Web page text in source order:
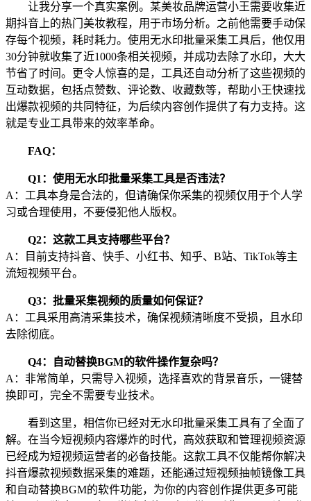
让我分享一个真实案例。某美妆品牌运营小王需要收集近
期抖音上的热门美妆教程，用于市场分析。之前他需要手动保
存每个视频，耗时耗力。使用无水印批量采集工具后，他仅用
30分钟就收集了近1000条相关视频，并成功去除了水印，大大
节省了时间。更令人惊喜的是，工具还自动分析了这些视频的
互动数据，包括点赞数、评论数、收藏数等，帮助小王快速找
出爆款视频的共同特征，为后续内容创作提供了有力支持。这
就是专业工具带来的效率革命。
FAQ：
Q1：使用无水印批量采集工具是否违法？
A：工具本身是合法的，但请确保你采集的视频仅用于个人学
习或合理使用，不要侵犯他人版权。
Q2：这款工具支持哪些平台？
A：目前支持抖音、快手、小红书、知乎、B站、TikTok等主
流短视频平台。
Q3：批量采集视频的质量如何保证？
A：工具采用高清采集技术，确保视频清晰度不受损，且水印
去除彻底。
Q4：自动替换BGM的软件操作复杂吗？
A：非常简单，只需导入视频，选择喜欢的背景音乐，一键替
换即可，完全不需要专业技术。
看到这里，相信你已经对无水印批量采集工具有了全面了
解。在当今短视频内容爆炸的时代，高效获取和管理视频资源
已经成为短视频运营者的必备技能。这款工具不仅能帮你解决
抖音爆款视频数据采集的难题，还能通过短视频抽帧镜像工具
和自动替换BGM的软件功能，为你的内容创作提供更多可能